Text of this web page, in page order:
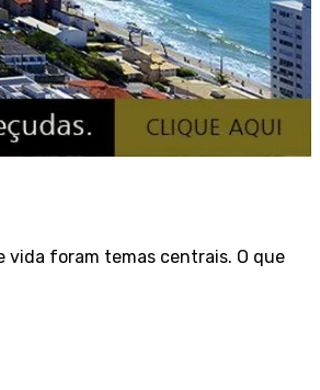
vida foram temas centrais. O que